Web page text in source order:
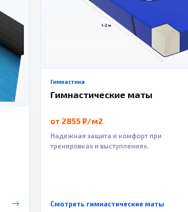
Гимнастика
Гимнастические маты
от 2855 ₽/м2
Надежная защита и комфорт при
тренировках и выступлениях.
Смотреть гимнастические маты